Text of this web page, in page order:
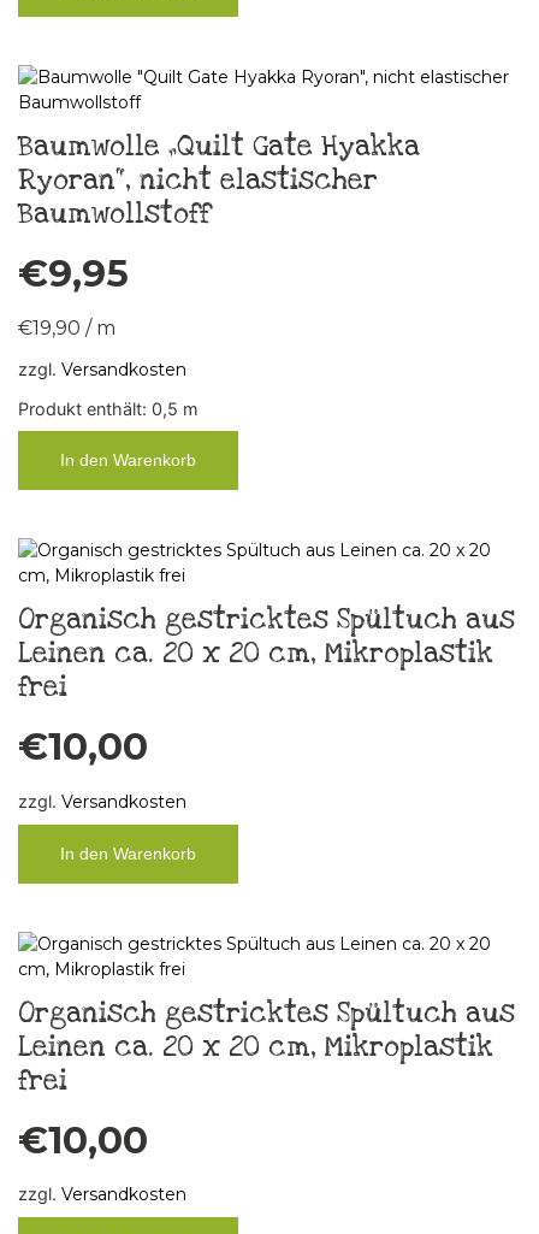
Baumwolle „Quilt Gate Hyakka
Ryoran“, nicht elastischer
Baumwollstoff
€9,95
€19,90 / m
zzgl. Versandkosten
Produkt enthält: 0,5 m
In den Warenkorb
Organisch gestricktes Spültuch aus
Leinen ca. 20 x 20 cm, Mikroplastik
frei
€10,00
zzgl. Versandkosten
In den Warenkorb
Organisch gestricktes Spültuch aus
Leinen ca. 20 x 20 cm, Mikroplastik
frei
€10,00
zzgl. Versandkosten